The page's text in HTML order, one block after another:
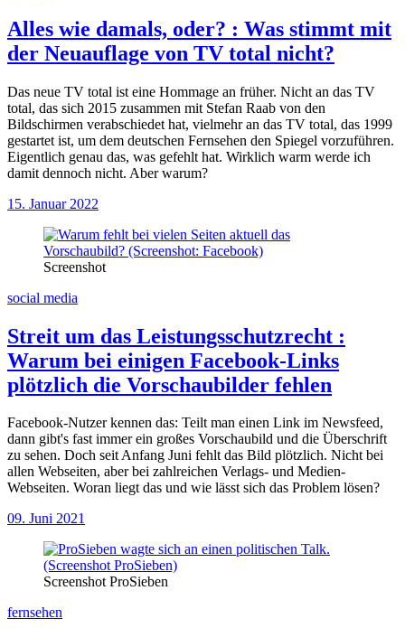
Alles wie damals, oder? : Was stimmt mit
der Neuauflage von TV total nicht?
Das neue TV total ist eine Hommage an früher. Nicht an das TV
total, das sich 2015 zusammen mit Stefan Raab von den
Bildschirmen verabschiedet hat, vielmehr an das TV total, das 1999
gestartet ist, um dem deutschen Fernsehen den Spiegel vorzuführen.
Eigentlich genau das, was gefehlt hat. Wirklich warm werde ich
damit dennoch nicht. Aber warum?
15. Januar 2022
Screenshot
social media
Streit um das Leistungsschutzrecht :
Warum bei einigen Facebook-Links
plötzlich die Vorschaubilder fehlen
Facebook-Nutzer kennen das: Teilt man einen Link im Newsfeed,
dann gibt's fast immer ein großes Vorschaubild und die Überschrift
zu sehen. Doch seit Anfang Juni fehlt das Bild plötzlich. Nicht bei
allen Webseiten, aber bei zahlreichen Verlags- und Medien-
Webseiten. Woran liegt das und wie lässt sich das Problem lösen?
09. Juni 2021
Screenshot ProSieben
fernsehen